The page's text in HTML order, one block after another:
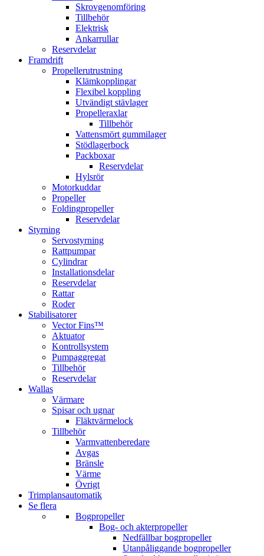
Skrovgenomföring
Tillbehör
Elektrisk
Ankarrullar
Reservdelar
Framdrift
Propellerutrustning
Klämkopplingar
Flexibel koppling
Utvändigt stävlager
Propelleraxlar
Tillbehör
Vattensmört gummilager
Stödlagerbock
Packboxar
Reservdelar
Hylsrör
Motorkuddar
Propeller
Foldingpropeller
Reservdelar
Styrning
Servostyrning
Rattpumpar
Cylindrar
Installationsdelar
Reservdelar
Rattar
Roder
Stabilisatorer
Vector Fins™
Aktuator
Kontrollsystem
Pumpaggregat
Tillbehör
Reservdelar
Wallas
Värmare
Spisar och ugnar
Fläktvärmelock
Tillbehör
Varmvattenberedare
Avgas
Bränsle
Värme
Övrigt
Trimplansautomatik
Se flera
Bogpropeller
Bog- och akterpropeller
Nedfällbar bogpropeller
Utanpåliggande bogpropeller